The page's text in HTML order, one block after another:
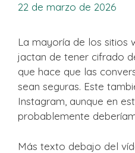
22 de marzo de 2026
La mayoría de los sitios
jactan de tener cifrado
que hace que las
sean seguras. Este
Instagram, aunque en
probablemente
Más texto debajo del